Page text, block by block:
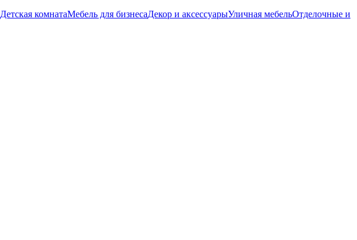
Детская комнатаМебель для бизнесаДекор и аксессуарыУличная мебельОтделочные и